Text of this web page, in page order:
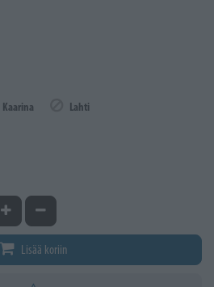
Kaarina
Lahti
Kasvata määrääVähennä määrää
Lisää koriin